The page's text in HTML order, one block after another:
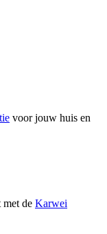
voor jouw huis en
de Karwei